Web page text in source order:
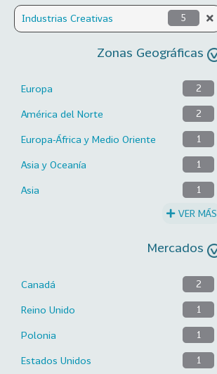
Industrias Creativas 5
Zonas Geográficas
Europa 2
América del Norte 2
Europa-África y Medio Oriente 1
Asia y Oceanía 1
Asia 1
VER MÁS
Mercados
Canadá 2
Reino Unido 1
Polonia 1
Estados Unidos 1